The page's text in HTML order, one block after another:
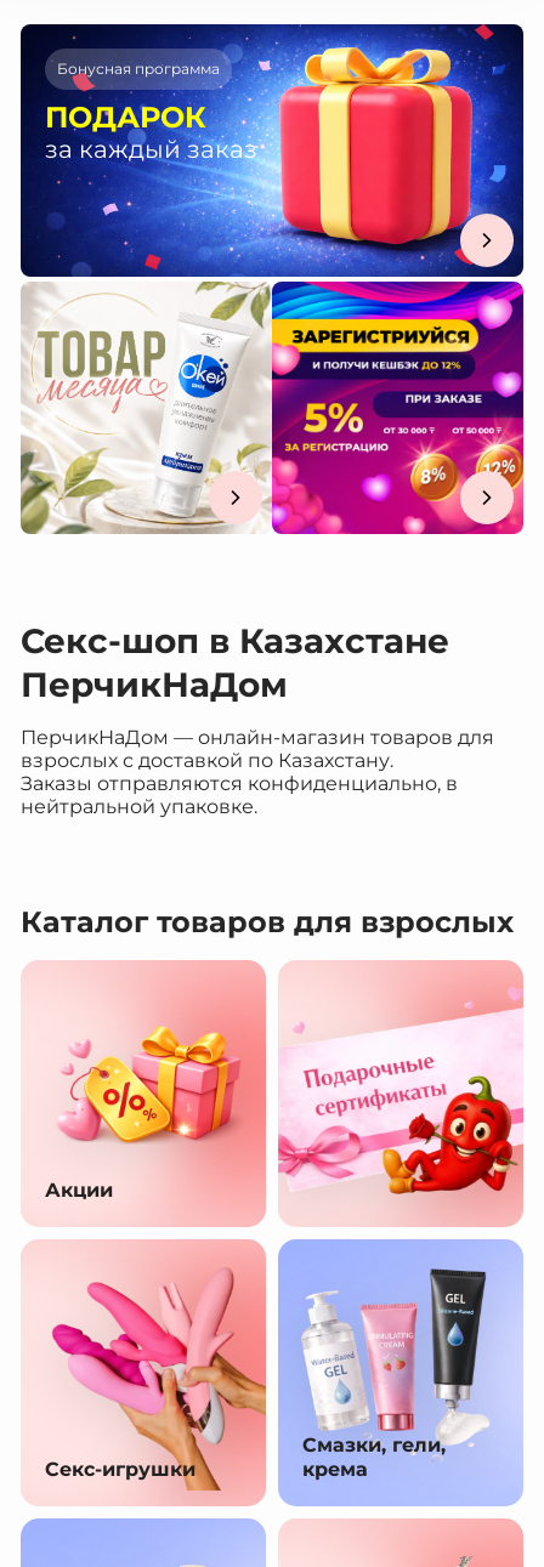
Бонусная программа
ПОДАРОК
за каждый заказ
Секс-шоп в Казахстане
ПерчикНаДом
ПерчикНаДом — онлайн-магазин товаров для
взрослых с доставкой по Казахстану.
Заказы отправляются конфиденциально, в
нейтральной упаковке.
Каталог товаров для взрослых
Акции
Секс-игрушки
Смазки, гели,
крема